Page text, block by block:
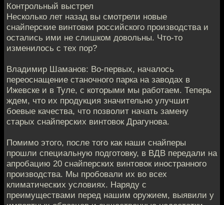
Контрольный выстрел
Несколько лет назад вы смотрели новые
снайперские винтовки российского производства и
остались ими не слишком довольны. Что-то
изменилось с тех пор?
Владимир Шаманов: Во-первых, началось
переоснащение станочного парка на заводах в
Ижевске и в Туле, с которыми мы работаем. Теперь
ждем, что их продукция значительно улучшит
боевые качества, что позволит начать замену
старых снайперских винтовок Драгунова.
Помимо этого, после того как наши снайперы
прошли специальную подготовку, в ВДВ передали на
апробацию 20 снайперских винтовок иностранного
производства. Мы пробовали их во всех
климатических условиях. Наряду с
преимуществами перед нашим оружием, выявили у